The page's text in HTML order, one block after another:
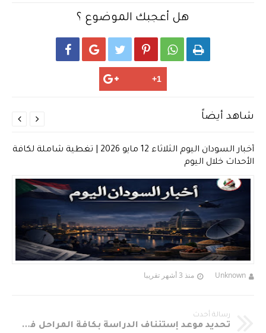
هل أعجبك الموضوع ؟
     
شاهد أيضاً
أخبار السودان اليوم الثلاثاء 12 مايو 2026 | تغطية شاملة لكافة
الأحداث خلال اليوم
Unknown منذ 3 أشهر تقريبا


رسالة أحدث
تحديد موعد إستئناف الدراسة بكافة المراحل في ولاية الخرطوم